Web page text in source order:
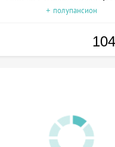
+ полупансион
104